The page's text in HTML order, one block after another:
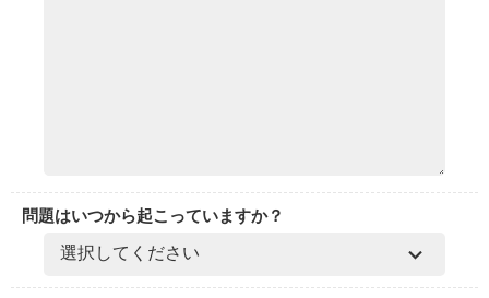
問題はいつから起こっていますか？